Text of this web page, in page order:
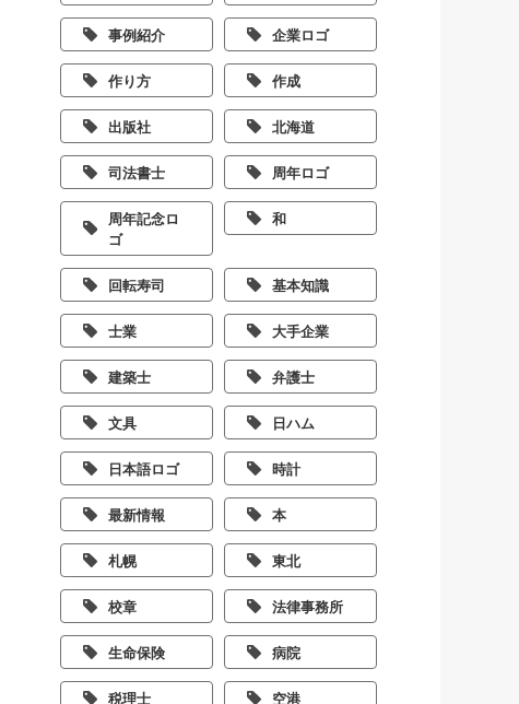
事例紹介 企業ロゴ
作り方 作成
出版社 北海道
司法書士 周年ロゴ
周年記念ロ
ゴ
和
回転寿司 基本知識
士業 大手企業
建築士 弁護士
文具 日ハム
日本語ロゴ 時計
最新情報 本
札幌 東北
校章 法律事務所
生命保険 病院
税理士 空港